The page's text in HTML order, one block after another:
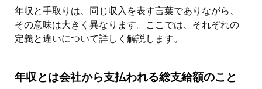
年収と手取りは、同じ収入を表す言葉でありながら、
その意味は大きく異なります。ここでは、それぞれの
定義と違いについて詳しく解説します。
年収とは会社から支払われる総支給額のこと